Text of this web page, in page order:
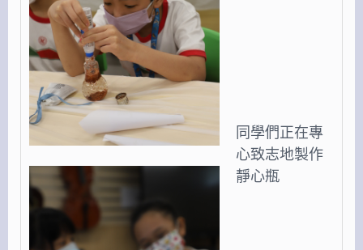
同學們正在專
心致志地製作
靜心瓶